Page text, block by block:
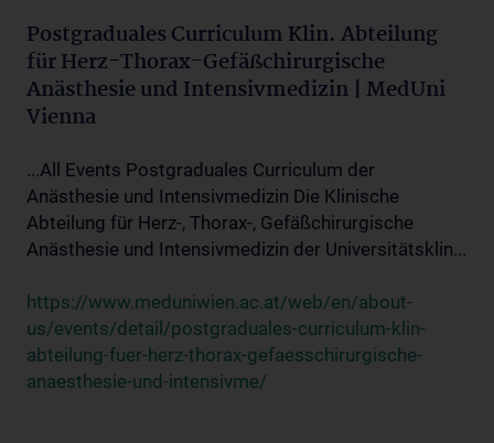
Postgraduales Curriculum Klin. Abteilung
für Herz-Thorax-Gefäßchirurgische
Anästhesie und Intensivmedizin | MedUni
Vienna
...All Events Postgraduales Curriculum der
Anästhesie und Intensivmedizin Die Klinische
Abteilung für Herz-, Thorax-, Gefäßchirurgische
Anästhesie und Intensivmedizin der Universitätsklin...
https://www.meduniwien.ac.at/web/en/about-
us/events/detail/postgraduales-curriculum-klin-
abteilung-fuer-herz-thorax-gefaesschirurgische-
anaesthesie-und-intensivme/